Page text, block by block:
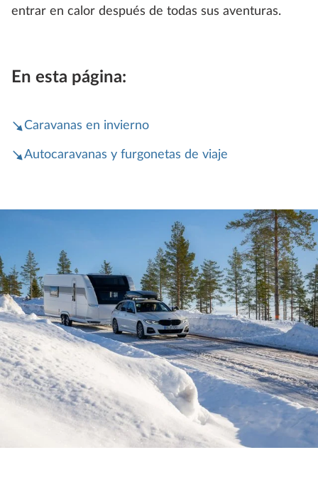
entrar en calor después de todas sus aventuras.
En esta página:
Caravanas en invierno
Autocaravanas y furgonetas de viaje